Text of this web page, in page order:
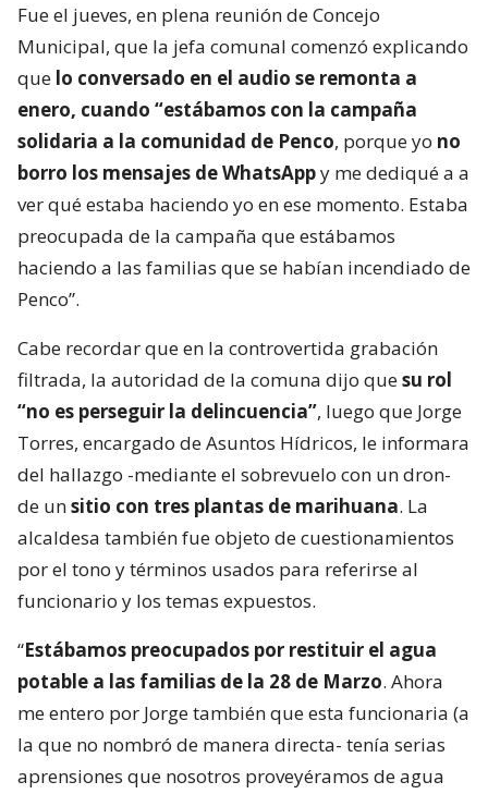
Fue el jueves, en plena reunión de Concejo
Municipal, que la jefa comunal comenzó explicando
que lo conversado en el audio se remonta a
enero, cuando “estábamos con la campaña
solidaria a la comunidad de Penco, porque yo no
borro los mensajes de WhatsAppy me dediqué a a
ver qué estaba haciendo yo en ese momento. Estaba
preocupada de la campaña que estábamos
haciendo a las familias que se habían incendiado de
Penco”.
Cabe recordar que en la controvertida grabación
filtrada, la autoridad de la comuna dijo quesu rol
“no es perseguir la delincuencia”, luego que Jorge
Torres, encargado de Asuntos Hídricos, le informara
del hallazgo -mediante el sobrevuelo con un dron-
de unsitio con tres plantas de marihuana. La
alcaldesa también fue objeto de cuestionamientos
por el tono y términos usados para referirse al
funcionario y los temas expuestos.
“Estábamos preocupados por restituir el agua
potable a las familias de la 28 de Marzo. Ahora
me entero por Jorge también que esta funcionaria (a
la que no nombró de manera directa- tenía serias
aprensiones que nosotros proveyéramos de agua